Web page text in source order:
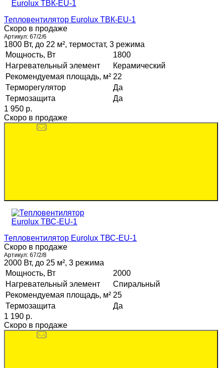
Тепловентилятор Eurolux ТВК-EU-1
Скоро в продаже
Артикул: 67/2/6
1800 Вт, до 22 м², термостат, 3 режима
Мощность, Вт
1800
Нагревательный элемент
Керамический
Рекомендуемая площадь, м² 22
Терморегулятор
Да
Термозащита
Да
1 950 p.
Скоро в продаже
Тепловентилятор Eurolux ТВС-EU-1
Скоро в продаже
Артикул: 67/2/8
2000 Вт, до 25 м², 3 режима
Мощность, Вт
2000
Нагревательный элемент
Спиральный
Рекомендуемая площадь, м² 25
Термозащита
Да
1 190 p.
Скоро в продаже